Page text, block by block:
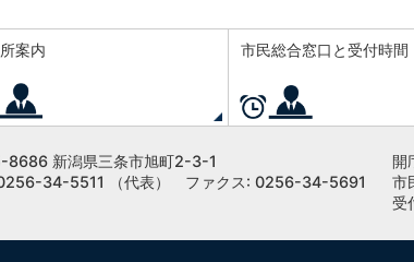
案内 市民総合窓口と受付時間
8686 新潟県三条市旭町2-3-1
34-5511 （代表） ファクス: 0256-34-5691
開
市
受